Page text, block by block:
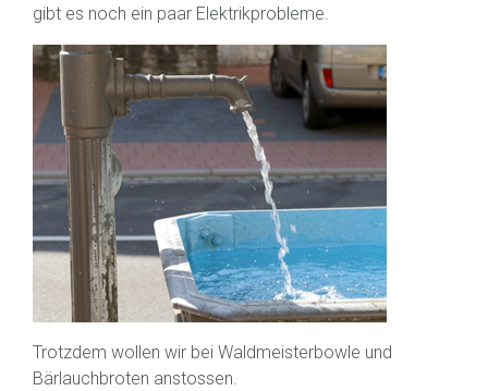
gibt es noch ein paar Elektrikprobleme.
Trotzdem wollen wir bei Waldmeisterbowle und
Bärlauchbroten anstossen.